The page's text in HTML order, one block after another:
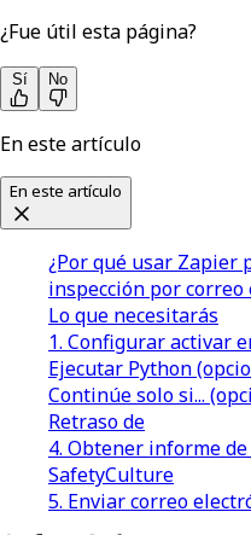
¿Fue útil esta página?
Sí No
En este artículo
En este artículo
¿Por qué usar Zapier
inspección por correo
Lo que necesitarás
1. Configurar activar
Ejecutar Python
Continúe solo si...
Retraso de
4. Obtener informe
SafetyCulture
5. Enviar correo